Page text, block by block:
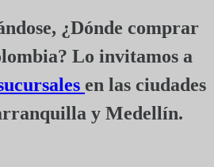
¿Dónde comprar
Lo invitamos a
en las ciudades
y Medellín.